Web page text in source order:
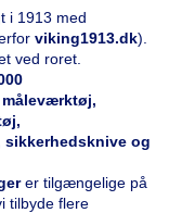
i 1913 med
viking1913.dk).
ved roret.
sikkerhedsknive og
rer tilgængelige på
tilbyde flere